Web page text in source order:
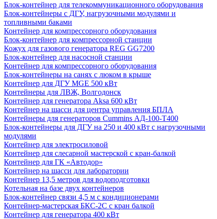
Блок-контейнер для телекоммуникационного оборудования
Блок-контейнеры с ДГУ, нагрузочными модулями и
топливными баками
Контейнер для компрессорного оборудования
Блок-контейнер для компрессорной станции
Кожух для газового генератора REG GG7200
Блок-контейнер для насосной станции
Контейнер для компрессорного оборудования
Блок-контейнеры на санях с люком в крыше
Контейнер для ДГУ MGE 500 кВт
Контейнеры для ЛВЖ, Волгодонск
Контейнер для генератора Aksa 600 кВт
Контейнер на шасси для центра управления БПЛА
Контейнеры для генераторов Cummins АД-100-Т400
Блок-контейнеры для ДГУ на 250 и 400 кВт с нагрузочными
модулями
Контейнер для электросиловой
Контейнер для слесарной мастерской с кран-балкой
Контейнер для ГК «Автодор»
Контейнер на шасси для лаборатории
Контейнер 13,5 метров для водоподготовки
Котельная на базе двух контейнеров
Блок-контейнер связи 4,5 м с кондиционерами
Контейнер-мастерская БКС-2С с кран балкой
Контейнер для генератора 400 кВт